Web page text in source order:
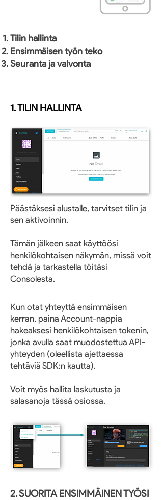
Tilin hallinta
Ensimmäisen työn teko
Seuranta ja valvonta
1. TILIN HALLINTA
Päästäksesi alustalle, tarvitset tilin ja
sen aktivoinnin.
Tämän jälkeen saat käyttöösi
henkilökohtaisen näkymän, missä voit
tehdä ja tarkastella töitäsi
Consolesta.
Kun otat yhteyttä ensimmäisen
kerran, paina Account-nappia
hakeaksesi henkilökohtaisen tokenin,
jonka avulla saat muodostettua API-
yhteyden (oleellista ajettaessa
tehtäviä SDK:n kautta).
Voit myös hallita laskutusta ja
salasanoja tässä osiossa.
2. SUORITA ENSIMMÄINEN TYÖSI